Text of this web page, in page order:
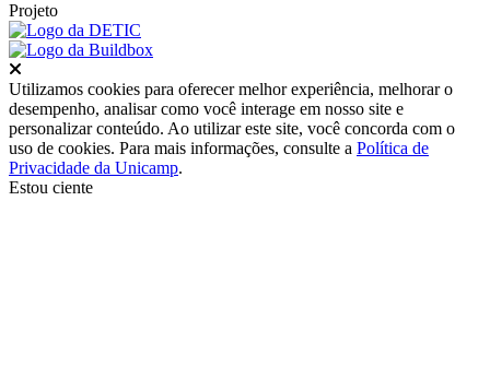
Projeto
Utilizamos cookies para oferecer melhor experiência, melhorar o
desempenho, analisar como você interage em nosso site e
personalizar conteúdo. Ao utilizar este site, você concorda com o
uso de cookies. Para mais informações, consulte a Política de
Privacidade da Unicamp.
Estou ciente